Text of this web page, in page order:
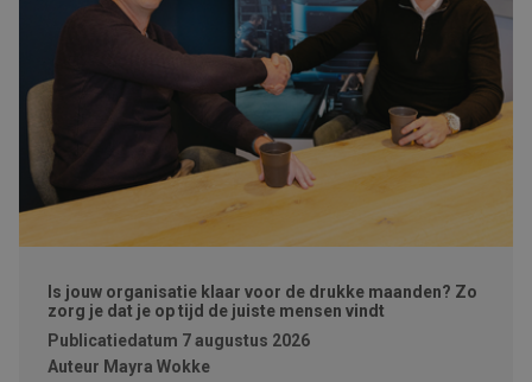
Is jouw organisatie klaar voor de drukke maanden? Zo
zorg je dat je op tijd de juiste mensen vindt
Publicatiedatum 7 augustus 2026
Auteur Mayra Wokke